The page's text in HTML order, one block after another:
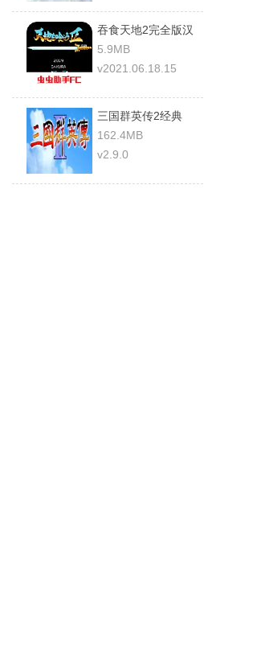
吞食天地2完全版汉
化最终版
5.9MB
v2021.06.18.15
三国群英传2经典
162.4MB
v2.9.0